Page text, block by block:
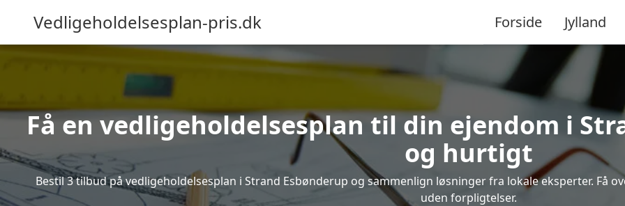
Vedligeholdelsesplan-pris.dk Forside Jylland
Få en vedligeholdelsesplan til din ejendom i
og hurtigt
Bestil 3 tilbud på vedligeholdelsesplan i Strand Esbønderup og sammenlign løsninger fra lokale eksperter. Få
uden forpligtelser.